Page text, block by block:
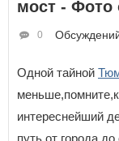
мост - Фото
0
Одной тайной
интереснейший
путь от города